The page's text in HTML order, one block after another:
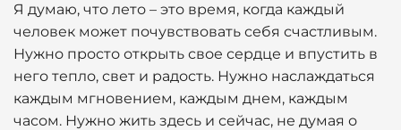
Я думаю, что лето – это время, когда каждый
человек может почувствовать себя счастливым.
Нужно просто открыть свое сердце и впустить в
него тепло, свет и радость. Нужно наслаждаться
каждым мгновением, каждым днем, каждым
часом. Нужно жить здесь и сейчас, не думая о